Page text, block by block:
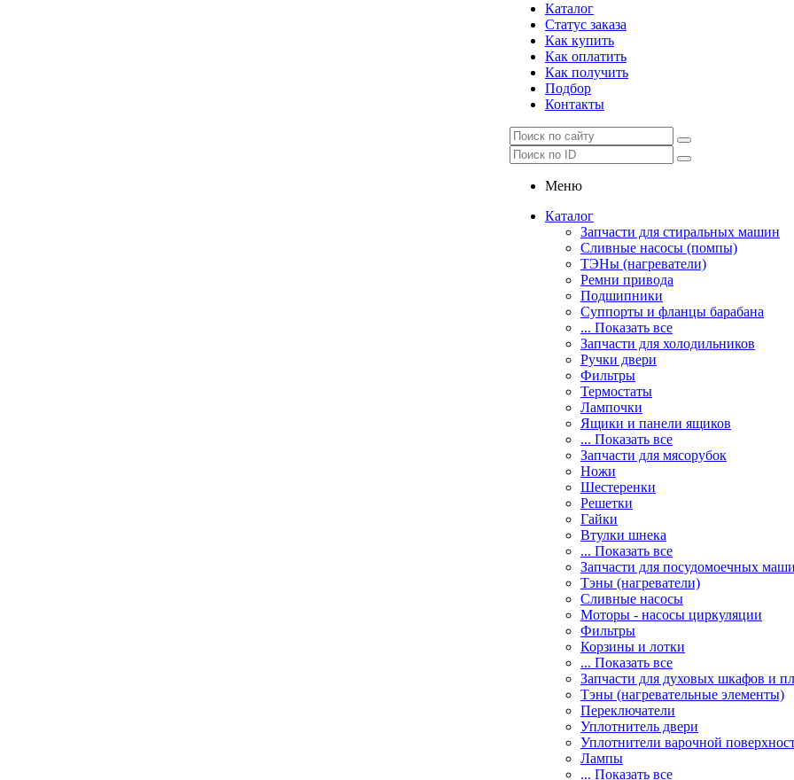
Каталог
Статус заказа
Как купить
Как оплатить
Как получить
Подбор
Контакты
Меню
Каталог
Запчасти для стиральных машин
Сливные насосы (помпы)
ТЭНы (нагреватели)
Ремни привода
Подшипники
Суппорты и фланцы барабана
... Показать все
Запчасти для холодильников
Ручки двери
Фильтры
Термостаты
Лампочки
Ящики и панели ящиков
... Показать все
Запчасти для мясорубок
Ножи
Шестеренки
Решетки
Гайки
Втулки шнека
... Показать все
Запчасти для посудомоечных
Тэны (нагреватели)
Сливные насосы
Моторы - насосы циркуляции
Фильтры
Корзины и лотки
... Показать все
Запчасти для духовых шкафов и
Тэны (нагревательные элементы)
Переключатели
Уплотнитель двери
Уплотнители варочной
Лампы
... Показать все